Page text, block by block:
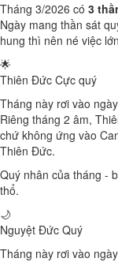
Tháng 3/2026 có 3
Ngày mang thần sát
hung thì nên né việc
🌟
Thiên Đức Cực quý
Tháng này rơi vào ngày
Riêng tháng 2 âm,
chứ không ứng vào
Thiên Đức.
Quý nhân của tháng -
thổ.
🌙
Nguyệt Đức Quý
Tháng này rơi vào ngày